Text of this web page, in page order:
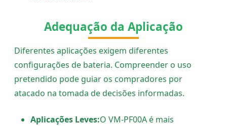
Adequação da Aplicação
Diferentes aplicações exigem diferentes
configurações de bateria. Compreender o uso
pretendido pode guiar os compradores por
atacado na tomada de decisões informadas.
Aplicações Leves:O VM-PF00A é mais